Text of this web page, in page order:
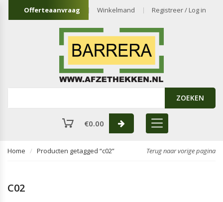
Offerteaanvraag Winkelmand Registreer / Log in
ZOEKEN
€0.00
Home Producten getagged “c02” Terug naar vorige pagina
C02